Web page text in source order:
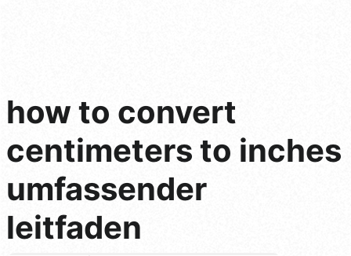
how to convert
centimeters to inches
umfassender
leitfaden